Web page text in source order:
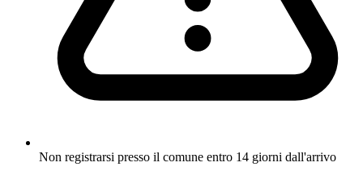
Non registrarsi presso il comune entro 14 giorni dall'arrivo